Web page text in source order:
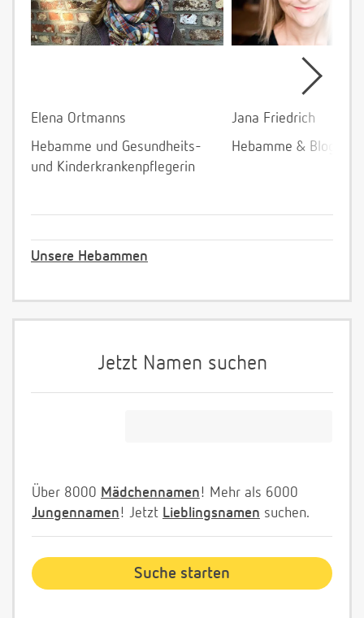
Elena Ortmanns
Hebamme und Gesundheits-
und Kinderkrankenpflegerin
Jana Friedrich
Hebamme &
Unsere Hebammen
Jetzt Namen suchen
Über 8000 Mädchennamen! Mehr als 6000
Jungennamen! Jetzt Lieblingsnamen suchen.